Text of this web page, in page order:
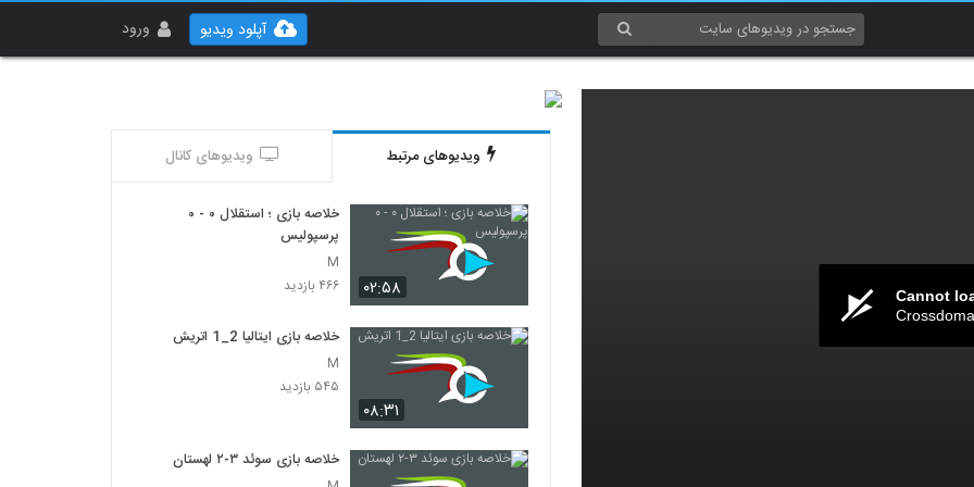
ورود آپلود ویدیو
Cannot
ویدیوهای مرتبط ویدیوهای کانال
۰۲:۵۸
خلاصه بازی ؛ استقلال ۰ - ۰
پرسپولیس
M
۴۶۶ بازدید
۰۸:۳۱
خلاصه بازی ایتالیا 2_1 اتريش
M
۵۴۵ بازدید
خلاصه بازی سوئد ۳-۲ لهستان